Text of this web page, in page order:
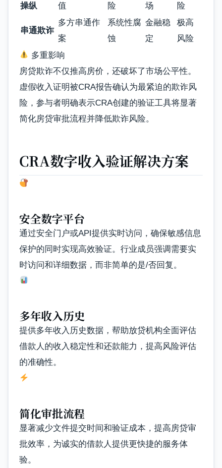
操纵
值
险
场
险
串通欺诈
多方串通作
案
系统性腐
蚀
金融稳
定
极高
风险
多重影响
房贷欺诈不仅推高房价，还破坏了市场公平性。
虚假收入证明被CRA报告确认为最紧迫的欺诈风
险，参与者明确表示CRA创建的验证工具将显著
简化房贷审批流程并降低欺诈风险。
CRA数字收入验证解决方案
安全数字平台
通过安全门户或API提供实时访问，确保敏感信息
保护的同时实现高效验证。行业成员强调需要实
时访问和详细数据，而非简单的是/否回复。
多年收入历史
提供多年收入历史数据，帮助放贷机构全面评估
借款人的收入稳定性和还款能力，提高风险评估
的准确性。
简化审批流程
显著减少文件提交时间和验证成本，提高房贷审
批效率，为诚实的借款人提供更快捷的服务体
验。